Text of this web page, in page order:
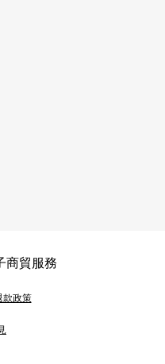
商貿服務
款政策